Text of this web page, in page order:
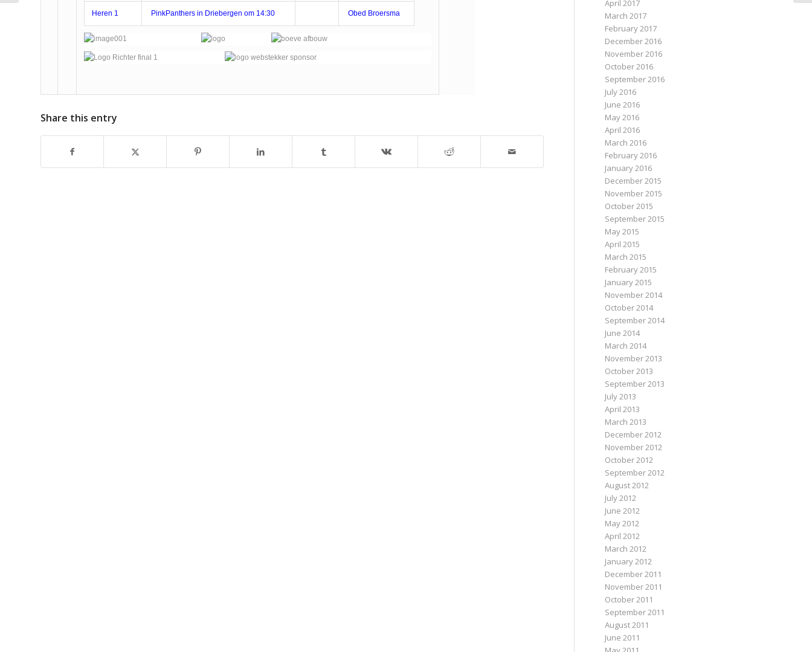
Heren 1 PinkPanthers in Driebergen om 14:30 Obed Broersma
Share this entry
April 2017
March 2017
February 2017
December 2016
November 2016
October 2016
September 2016
July 2016
June 2016
May 2016
April 2016
March 2016
February 2016
January 2016
December 2015
November 2015
October 2015
September 2015
May 2015
April 2015
March 2015
February 2015
January 2015
November 2014
October 2014
September 2014
June 2014
March 2014
November 2013
October 2013
September 2013
July 2013
April 2013
March 2013
December 2012
November 2012
October 2012
September 2012
August 2012
July 2012
June 2012
May 2012
April 2012
March 2012
January 2012
December 2011
November 2011
October 2011
September 2011
August 2011
June 2011